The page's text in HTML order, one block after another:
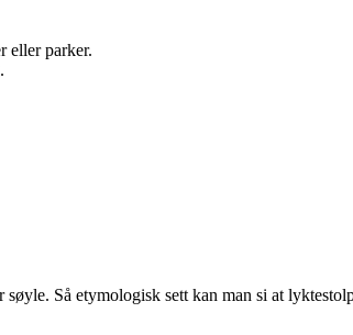
eller parker.
Så etymologisk sett kan man si at